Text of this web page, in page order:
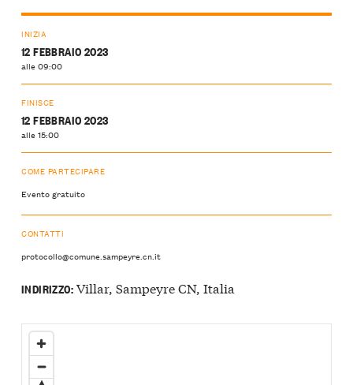
INIZIA
12 FEBBRAIO 2023
alle 09:00
FINISCE
12 FEBBRAIO 2023
alle 15:00
COME PARTECIPARE
Evento gratuito
CONTATTI
protocollo@comune.sampeyre.cn.it
INDIRIZZO:Villar, Sampeyre CN, Italia